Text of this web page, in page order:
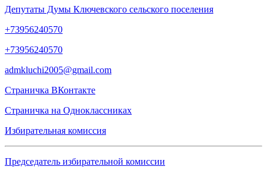
Депутаты Думы Ключевского сельского поселения
+73956240570
+73956240570
admkluchi2005@gmail.com
Страничка ВКонтакте
Страничка на Одноклассниках
Избирательная комиссия
Председатель избирательной комиссии